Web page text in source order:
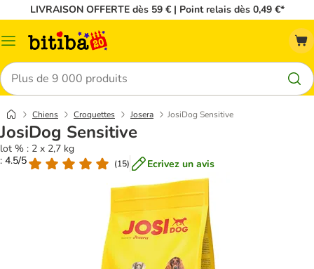
LIVRAISON OFFERTE dès 59 € | Point relais dès 0,49 €*
Menu
Rechercher
Chiens Croquettes Josera JosiDog Sensitive
JosiDog Sensitive
lot % : 2 x 2,7 kg
: 4.5/5
(15) Ecrivez un avis